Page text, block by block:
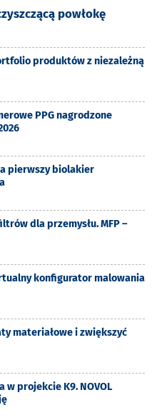
powłokę
produktów z niezależną
PPG nagrodzone
pierwszy biolakier
dla przemysłu. MFP –
konfigurator malowania
materiałowe i zwiększyć
w projekcie K9. NOVOL